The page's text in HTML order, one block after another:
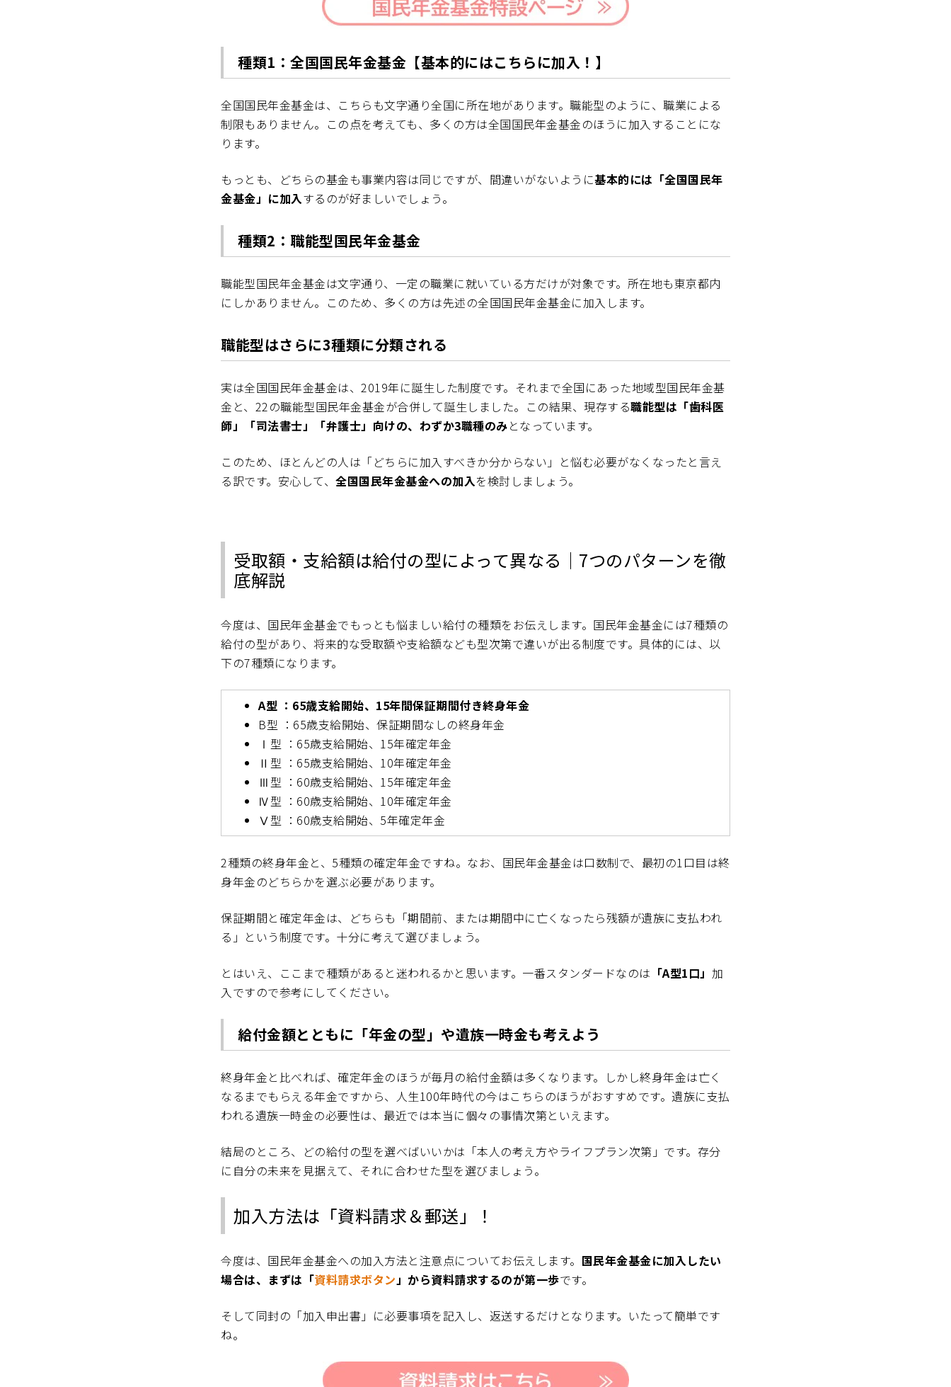
種類1：全国国民年金基金【基本的にはこちらに加入！】
全国国民年金基金は、こちらも文字通り全国に所在地があります。職能型のように、職業による
制限もありません。この点を考えても、多くの方は全国国民年金基金のほうに加入することにな
ります。
もっとも、どちらの基金も事業内容は同じですが、間違いがないように基本的には「全国国民年
金基金」に加入するのが好ましいでしょう。
種類2：職能型国民年金基金
職能型国民年金基金は文字通り、一定の職業に就いている方だけが対象です。所在地も東京都内
にしかありません。このため、多くの方は先述の全国国民年金基金に加入します。
職能型はさらに3種類に分類される
実は全国国民年金基金は、2019年に誕生した制度です。それまで全国にあった地域型国民年金基
金と、22の職能型国民年金基金が合併して誕生しました。この結果、現存する職能型は「歯科医
師」「司法書士」「弁護士」向けの、わずか3職種のみとなっています。
このため、ほとんどの人は「どちらに加入すべきか分からない」と悩む必要がなくなったと言え
る訳です。安心して、 全国国民年金基金への加入を検討しましょう。
受取額・支給額は給付の型によって異なる｜7つのパターンを徹
底解説
今度は、国民年金基金でもっとも悩ましい給付の種類をお伝えします。国民年金基金には7種類の
給付の型があり、将来的な受取額や支給額なども型次第で違いが出る制度です。具体的には、以
下の7種類になります。
A型 ：65歳支給開始、15年間保証期間付き終身年金
B型 ：65歳支給開始、保証期間なしの終身年金
Ⅰ型 ：65歳支給開始、15年確定年金
Ⅱ型 ：65歳支給開始、10年確定年金
Ⅲ型 ：60歳支給開始、15年確定年金
Ⅳ型 ：60歳支給開始、10年確定年金
Ⅴ型 ：60歳支給開始、5年確定年金
2種類の終身年金と、5種類の確定年金ですね。なお、国民年金基金は口数制で、最初の1口目は終
身年金のどちらかを選ぶ必要があります。
保証期間と確定年金は、どちらも「期間前、または期間中に亡くなったら残額が遺族に支払われ
る」という制度です。十分に考えて選びましょう。
とはいえ、ここまで種類があると迷われるかと思います。一番スタンダードなのは 「A型1口」 加
入ですので参考にしてください。
給付金額とともに「年金の型」や遺族一時金も考えよう
終身年金と比べれば、確定年金のほうが毎月の給付金額は多くなります。しかし終身年金は亡く
なるまでもらえる年金ですから、人生100年時代の今はこちらのほうがおすすめです。遺族に支払
われる遺族一時金の必要性は、最近では本当に個々の事情次第といえます。
結局のところ、どの給付の型を選べばいいかは「本人の考え方やライフプラン次第」です。存分
に自分の未来を見据えて、それに合わせた型を選びましょう。
加入方法は「資料請求＆郵送」！
今度は、国民年金基金への加入方法と注意点についてお伝えします。 国民年金基金に加入したい
場合は、まずは「資料請求ボタン」から資料請求するのが第一歩です。
そして同封の「加入申出書」に必要事項を記入し、返送するだけとなります。いたって簡単です
ね。